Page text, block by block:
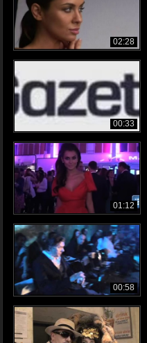
02:28
00:33
01:12
00:58